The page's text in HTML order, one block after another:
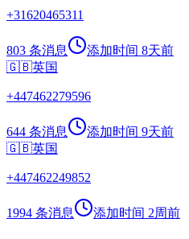
+31620465311
803 条消息 添加时间 8天前
🇬🇧英国
+447462279596
644 条消息 添加时间 9天前
🇬🇧英国
+447462249852
1994 条消息 添加时间 2周前